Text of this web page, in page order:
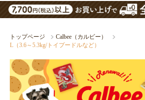
トップページ
Calbee（カルビー）
L（3.6～5.3kg/トイプードルなど）